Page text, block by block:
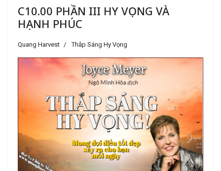
C10.00 PHẦN III HY VỌNG VÀ
HẠNH PHÚC
Quang Harvest Thắp Sáng Hy Vọng